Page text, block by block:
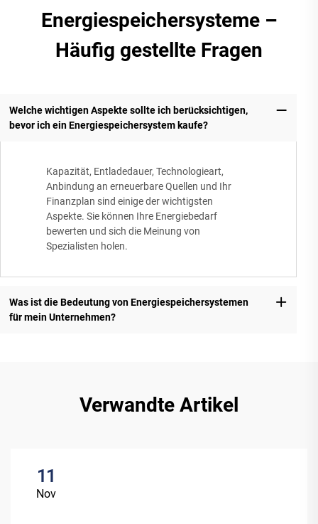
Energiespeichersysteme –
Häufig gestellte Fragen
Welche wichtigen Aspekte sollte ich berücksichtigen,
bevor ich ein Energiespeichersystem kaufe?
Kapazität, Entladedauer, Technologieart,
Anbindung an erneuerbare Quellen und Ihr
Finanzplan sind einige der wichtigsten
Aspekte. Sie können Ihre Energiebedarf
bewerten und sich die Meinung von
Spezialisten holen.
Was ist die Bedeutung von Energiespeichersystemen
für mein Unternehmen?
Verwandte Artikel
11
Nov